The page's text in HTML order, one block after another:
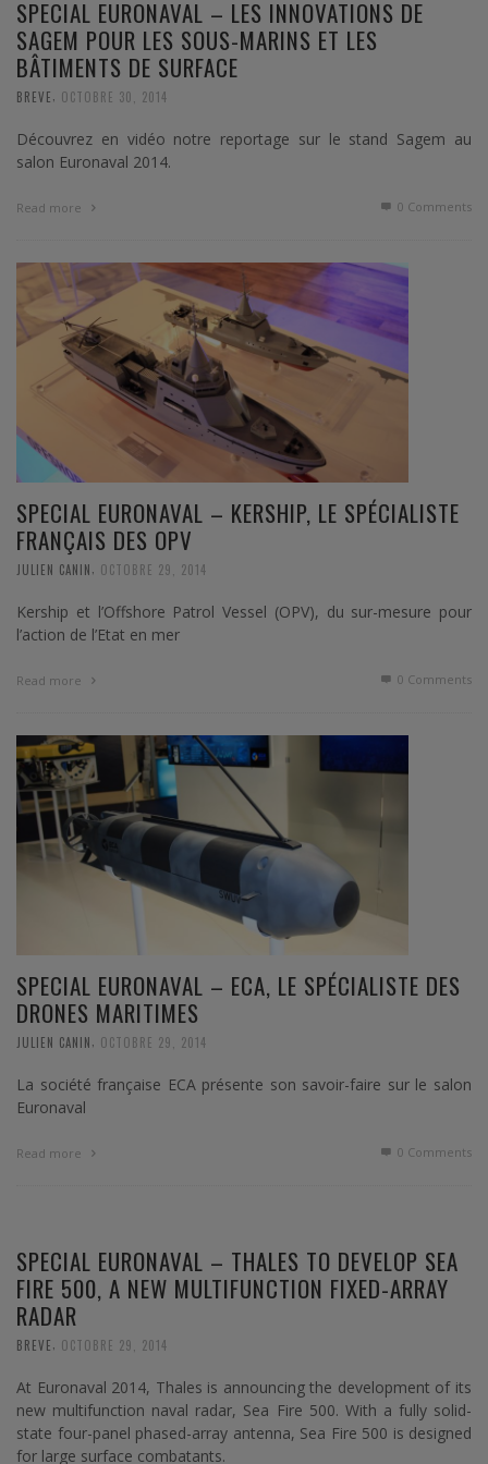
SPECIAL EURONAVAL – LES INNOVATIONS DE
SAGEM POUR LES SOUS-MARINS ET LES
BÂTIMENTS DE SURFACE
BREVE OCTOBRE 30, 2014
Découvrez en vidéo notre reportage sur le stand Sagem au
salon Euronaval 2014.
Read more 0 Comments
SPECIAL EURONAVAL – KERSHIP, LE SPÉCIALISTE
FRANÇAIS DES OPV
JULIEN CANIN OCTOBRE 29, 2014
Kership et l’Offshore Patrol Vessel (OPV), du sur-mesure pour
l’action de l’Etat en mer
Read more 0 Comments
SPECIAL EURONAVAL – ECA, LE SPÉCIALISTE DES
DRONES MARITIMES
JULIEN CANIN OCTOBRE 29, 2014
La société française ECA présente son savoir-faire sur le salon
Euronaval
Read more 0 Comments
SPECIAL EURONAVAL – THALES TO DEVELOP SEA
FIRE 500, A NEW MULTIFUNCTION FIXED-ARRAY
RADAR
BREVE OCTOBRE 29, 2014
At Euronaval 2014, Thales is announcing the development of its
new multifunction naval radar, Sea Fire 500. With a fully solid-
state four-panel phased-array antenna, Sea Fire 500 is designed
for large surface combatants.